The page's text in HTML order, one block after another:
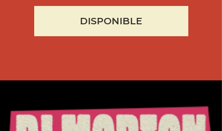
DISPONIBLE